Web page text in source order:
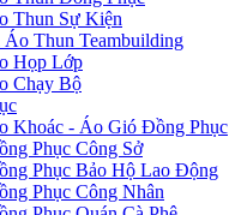
Thun Sự Kiện
Thun Teambuilding
Họp Lớp
Chạy Bộ
Khoác - Áo Gió Đồng Phục
Phục Công Sở
Phục Bảo Hộ Lao Động
Phục Công Nhân